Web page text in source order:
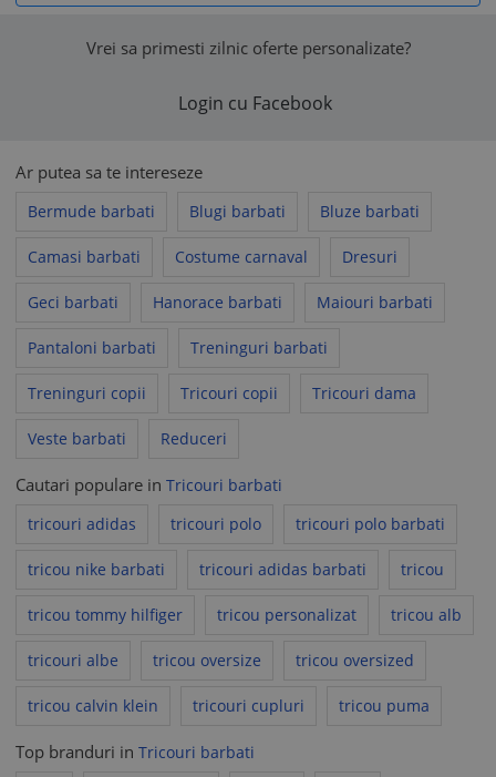
Vrei sa primesti zilnic oferte personalizate?
Login cu Facebook
Ar putea sa te intereseze
Bermude barbati Blugi barbati Bluze barbati
Camasi barbati Costume carnaval Dresuri
Geci barbati Hanorace barbati Maiouri barbati
Pantaloni barbati Treninguri barbati
Treninguri copii Tricouri copii Tricouri dama
Veste barbati Reduceri
Cautari populare in Tricouri barbati
tricouri adidas
tricouri polo tricouri polo barbati
tricou nike barbati tricouri adidas barbati tricou
tricou tommy hilfiger tricou personalizat tricou alb
tricouri albe tricou oversize tricou oversized
tricou calvin klein tricouri cupluri tricou puma
Top branduri in Tricouri barbati